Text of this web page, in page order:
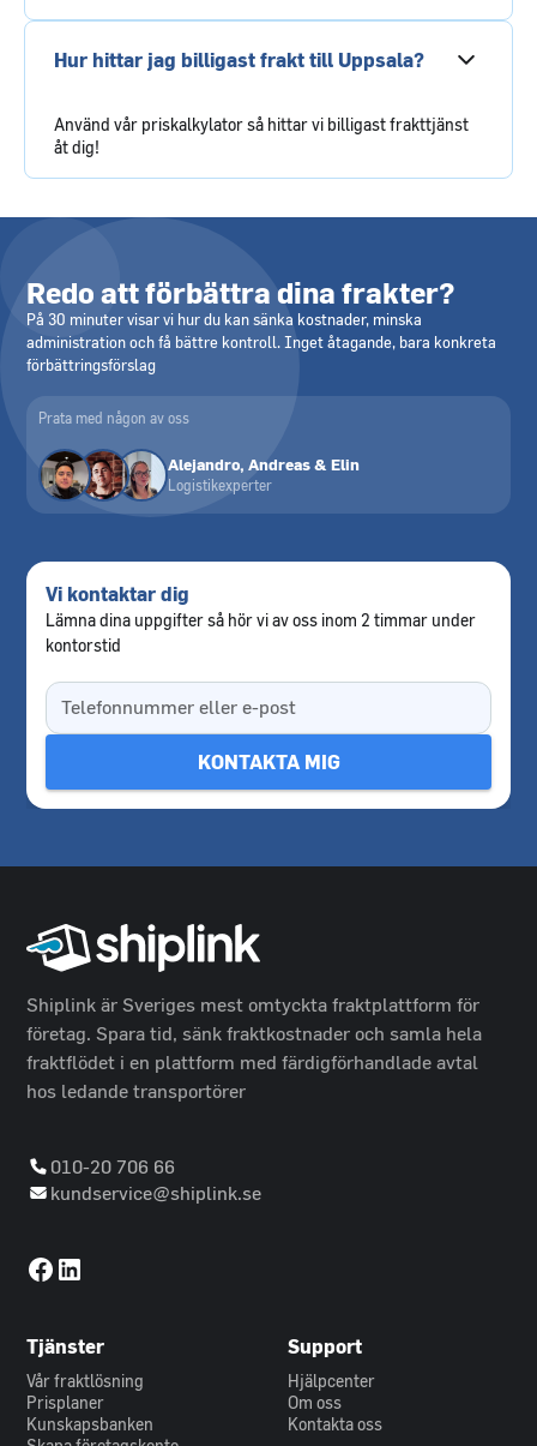
Hur hittar jag billigast frakt till Uppsala?
Använd vår priskalkylator så hittar vi billigast frakttjänst
åt dig!
Redo att förbättra dina frakter?
På 30 minuter visar vi hur du kan sänka kostnader, minska
administration och få bättre kontroll. Inget åtagande, bara konkreta
förbättringsförslag
Prata med någon av oss
Alejandro, Andreas & Elin
Logistikexperter
Vi kontaktar dig
Lämna dina uppgifter så hör vi av oss inom 2 timmar under
kontorstid
Shiplink är Sveriges mest omtyckta fraktplattform för
företag. Spara tid, sänk fraktkostnader och samla hela
fraktflödet i en plattform med färdigförhandlade avtal
hos ledande transportörer
010-20 706 66
kundservice@shiplink.se
Tjänster
Vår fraktlösning
Prisplaner
Kunskapsbanken
Support
Hjälpcenter
Om oss
Kontakta oss